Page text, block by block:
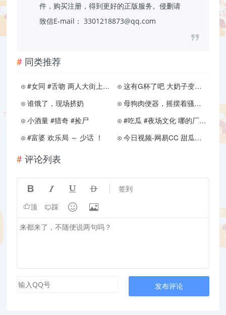
件，购买注册，得到更好的正版服务。侵删请
致信E-mail： 3301218873@qq.com
同类推荐
#女同 #舌吻 两人大街上亲嘴儿
这有G杯了吧 大奶子变装 #巨乳
谁饿了，现场挤奶
母狗肉便器，摇摆着骚臀发骚
小酒量 #猎奇 #捡尸
#吃瓜 #夜场文化 哪的厂子那么爽
#富婆 欢乐局 ～ 少话 ！
今日视频-网易CC 甜瓜瓜/奶尤/西瓜 定制
评论列表
    签到
顶 踩  
发布评论